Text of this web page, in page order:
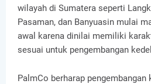
wilayah di Sumatera seperti
Pasaman, dan Banyuasin mulai
awal karena dinilai memiliki
sesuai untuk pengembangan
PalmCo berharap